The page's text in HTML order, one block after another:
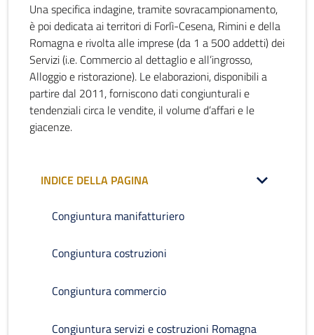
Una specifica indagine, tramite sovracampionamento,
è poi dedicata ai territori di Forlì-Cesena, Rimini e della
Romagna e rivolta alle imprese (da 1 a 500 addetti) dei
Servizi (i.e. Commercio al dettaglio e all’ingrosso,
Alloggio e ristorazione). Le elaborazioni, disponibili a
partire dal 2011, forniscono dati congiunturali e
tendenziali circa le vendite, il volume d’affari e le
giacenze.
INDICE DELLA PAGINA
Congiuntura manifatturiero
Congiuntura costruzioni
Congiuntura commercio
Congiuntura servizi e costruzioni Romagna